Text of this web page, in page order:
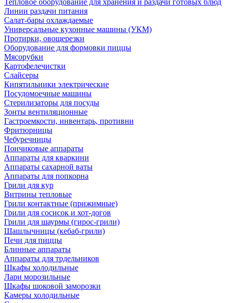
Тепловое оборудование для хранения и раздачи готовых блюд
Линии раздачи питания
Салат-бары охлаждаемые
Универсальные кухонные машины (УКМ)
Протирки, овощерезки
Оборудование для формовки пиццы
Мясорубки
Картофелечистки
Слайсеры
Кипятильники электрические
Посудомоечные машины
Стерилизаторы для посуды
Зонты вентиляционные
Гастроемкости, инвентарь, противни
Фритюрницы
Чебуречницы
Пончиковые аппараты
Аппараты для кваркини
Аппараты сахарной ваты
Аппараты для попкорна
Грили для кур
Витрины тепловые
Грили контактные (прижимные)
Грили для сосисок и хот-догов
Грили для шаурмы (гирос-грили)
Шашлычницы (кебаб-грили)
Печи для пиццы
Блинные аппараты
Аппараты для трдельников
Шкафы холодильные
Лари морозильные
Шкафы шоковой заморозки
Камеры холодильные